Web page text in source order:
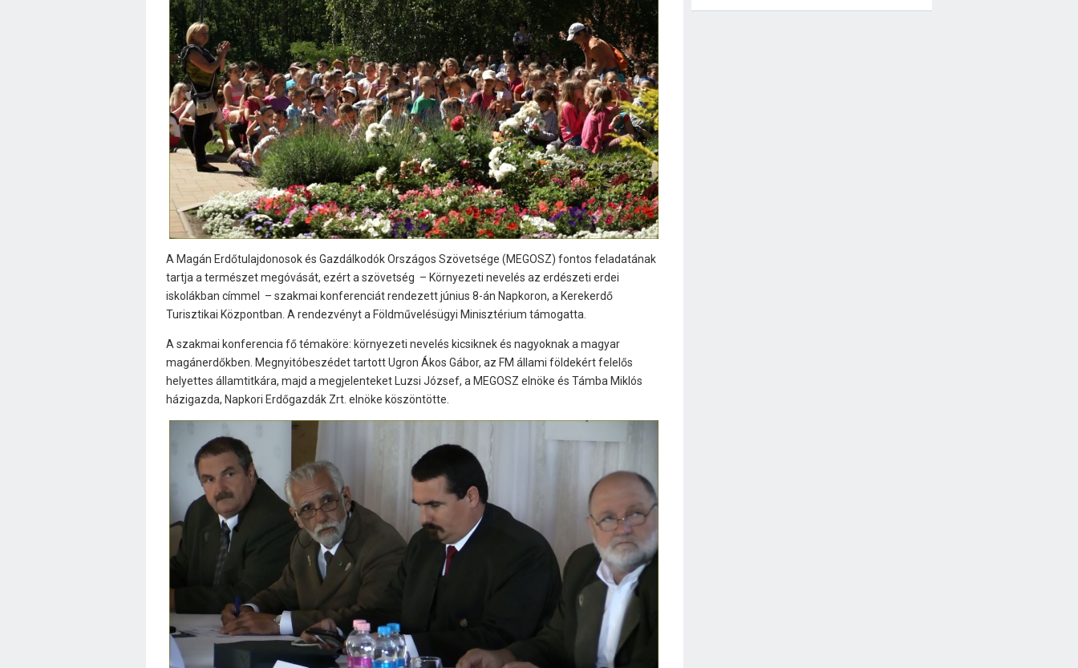
A Magán Erdőtulajdonosok és Gazdálkodók Országos Szövetsége (MEGOSZ) fontos feladatának
tartja a természet megóvását, ezért a szövetség – Környezeti nevelés az erdészeti erdei
iskolákban címmel – szakmai konferenciát rendezett június 8-án Napkoron, a Kerekerdő
Turisztikai Központban. A rendezvényt a Földművelésügyi Minisztérium támogatta.
A szakmai konferencia fő témaköre: környezeti nevelés kicsiknek és nagyoknak a magyar
magánerdőkben. Megnyitóbeszédet tartott Ugron Ákos Gábor, az FM állami földekért felelős
helyettes államtitkára, majd a megjelenteket Luzsi József, a MEGOSZ elnöke és Támba Miklós
házigazda, Napkori Erdőgazdák Zrt. elnöke köszöntötte.